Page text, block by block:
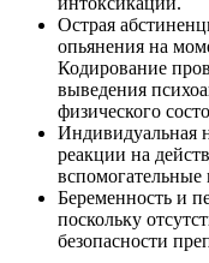
Острая
опьянения на
Кодирование
выведения
физического
Индивидуальная
реакции на
Беременность и
поскольку
безопасности